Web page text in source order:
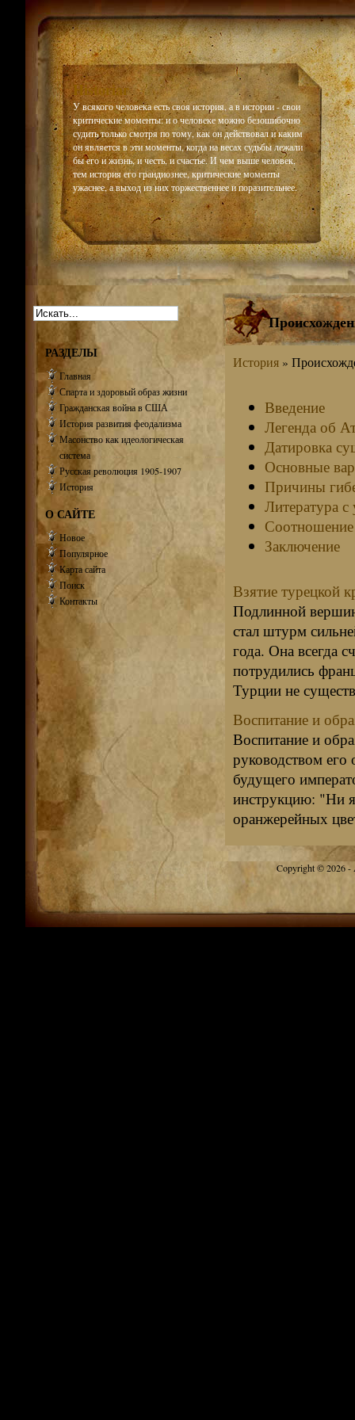
Historiar
У всякого человека есть своя история, а в истории - свои
критические моменты: и о человеке можно безошибочно
судить только смотря по тому, как он действовал и каким
он является в эти моменты, когда на весах судьбы лежали
бы его и жизнь, и честь, и счастье. И чем выше человек,
тем история его грандиознее, критические моменты
ужаснее, а выход из них торжественнее и поразительнее.
История»
Введение
Легенда об
Датировка
Основные
Причины
Литература
Заключение
Взятие турецкой
Подлинной
стал штурм
года. Она всегда
потрудились
Турции не
Воспитание и
Воспитание и
руководством его
будущего
инструкцию: "Ни
оранжерейных
РАЗДЕЛЫ
Главная
Спарта и здоровый образ жизни
Гражданская война в США
История развития феодализма
Масонство как идеологическая
система
Русская революция 1905-1907
История
О САЙТЕ
Новое
Популярное
Карта сайта
Поиск
Контакты
Copyright © 2026 -